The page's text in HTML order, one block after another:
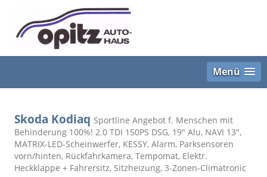
Menü
Skoda Kodiaq Sportline Angebot f. Menschen mit
Behinderung 100%! 2.0 TDI 150PS DSG, 19" Alu, NAVI 13",
MATRIX-LED-Scheinwerfer, KESSY, Alarm, Parksensoren
vorn/hinten, Rückfahrkamera, Tempomat, Elektr.
Heckklappe + Fahrersitz, Sitzheizung, 3-Zonen-Climatronic